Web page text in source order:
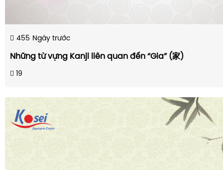
455 Ngày trước
Những từ vựng Kanji liên quan đến “Gia” (家)
19